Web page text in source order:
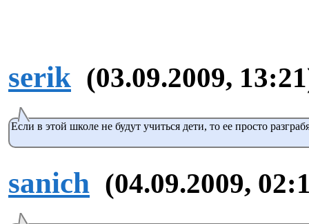
serik (03.09.2009,
Если в этой школе не будут учиться дети, то ее просто
sanich (04.09.2009,